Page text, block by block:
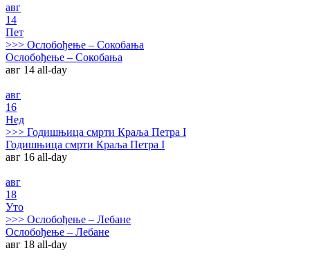
авг
14
Пет
>>> Ослобођење – Сокобања
Ослобођење – Сокобања
авг 14 all-day
авг
16
Нед
>>> Годишњица смрти Краља Петра I
Годишњица смрти Краља Петра I
авг 16 all-day
авг
18
Уто
>>> Ослобођење – Лебане
Ослобођење – Лебане
авг 18 all-day